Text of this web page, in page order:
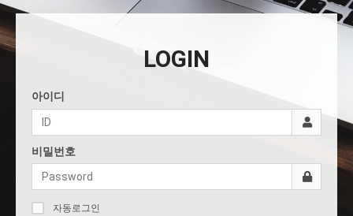
LOGIN
아이디
비밀번호
자동로그인